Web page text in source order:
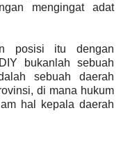
mengingat adat
posisi itu dengan
bukanlah sebuah
sebuah daerah
di mana hukum
hal kepala daerah